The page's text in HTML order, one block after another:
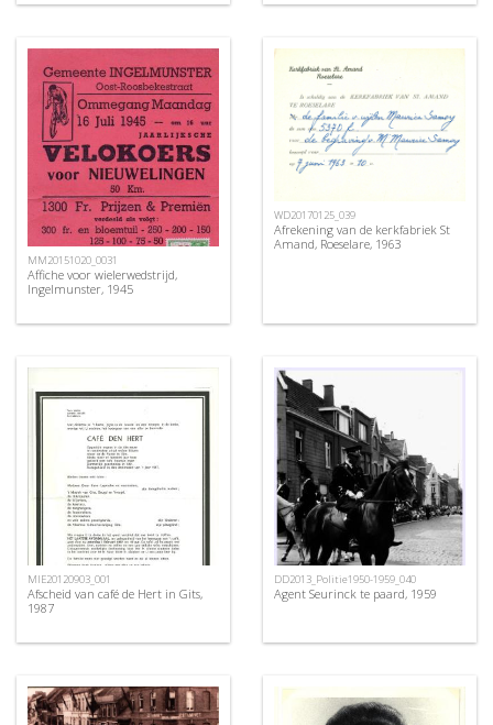
MM20151020_0031
Affiche voor wielerwedstrijd,
Ingelmunster, 1945
WD20170125_039
Afrekening van de kerkfabriek St
Amand, Roeselare, 1963
MIE20120903_001
Afscheid van café de Hert in Gits,
1987
DD2013_Politie1950-1959_040
Agent Seurinck te paard, 1959